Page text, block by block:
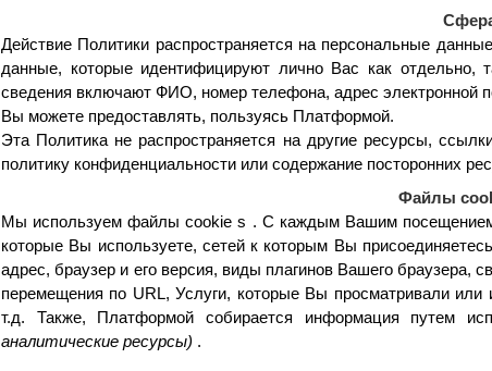
Действие Политики распространяется на персональные
данные, которые идентифицируют лично Вас как отдельно,
сведения включают ФИО, номер телефона, адрес электронной
Вы можете предоставлять, пользуясь Платформой.
Эта Политика не распространяется на другие ресурсы,
политику конфиденциальности или содержание посторонних
Файлы
Мы используем файлы cookies . С каждым Вашим
которые Вы используете, сетей к которым Вы
адрес, браузер и его версия, виды плагинов Вашего
перемещения по URL, Услуги, которые Вы просматривали
т.д. Также, Платформой собирается информация путем
аналитические ресурсы) .